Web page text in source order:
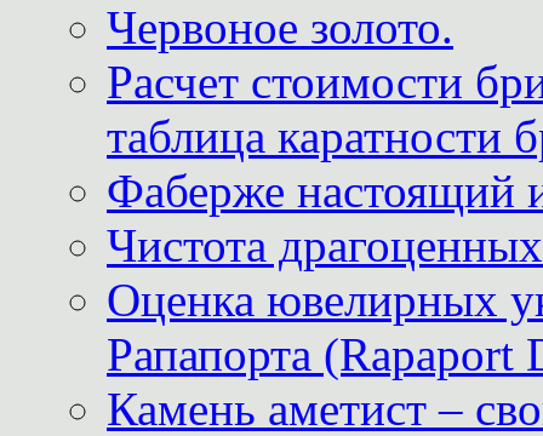
Червоное золото.
Расчет стоимости
таблица каратности
Фаберже настоящий
Чистота
Оценка ювелирных
Рапапорта (Rapaport
Камень аметист –